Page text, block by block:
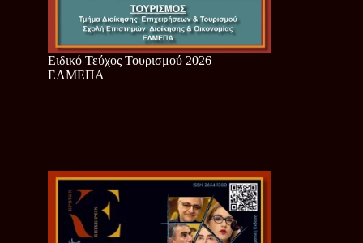
Ειδικό Τεύχος Τουρισμού 2026 |
ΕΛΜΕΠΑ